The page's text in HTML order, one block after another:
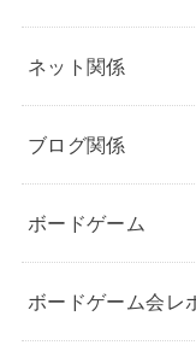
ネット関係
ブログ関係
ボードゲーム
ボードゲーム会レ